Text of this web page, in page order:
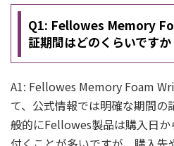
Q1: Fellowes Memory
証期間はどのくらいですか
A1: Fellowes Memory Foam
て、公式情報では明確な期間
般的にFellowes製品は購入日